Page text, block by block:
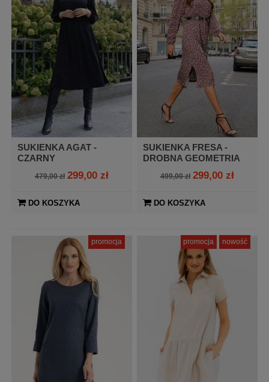
SUKIENKA AGAT -
CZARNY
479,00 zł 299,00 zł
DO KOSZYKA
SUKIENKA FRESA -
DROBNA GEOMETRIA
499,00 zł 299,00 zł
DO KOSZYKA
promocja promocja nowość